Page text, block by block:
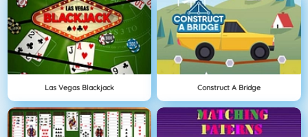
Las Vegas Blackjack Construct A Bridge